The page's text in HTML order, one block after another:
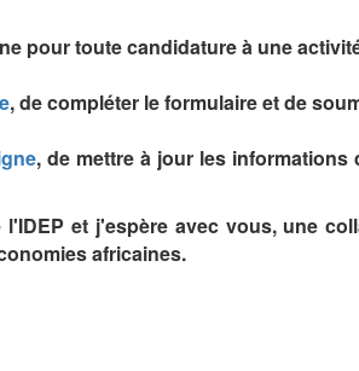
pour toute candidature à une
, de compléter le formulaire et de
, de mettre à jour les
et j'espère avec vous, une
africaines.